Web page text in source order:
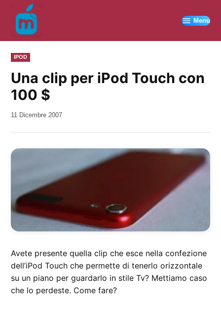
contenuto
Menu
PUBBLICATO
IN
IPOD
Una clip per iPod Touch con
100 $
da
11 Dicembre 2007
Avete presente quella clip che esce nella confezione
dell’iPod Touch che permette di tenerlo orizzontale
su un piano per guardarlo in stile Tv? Mettiamo caso
che lo perdeste. Come fare?